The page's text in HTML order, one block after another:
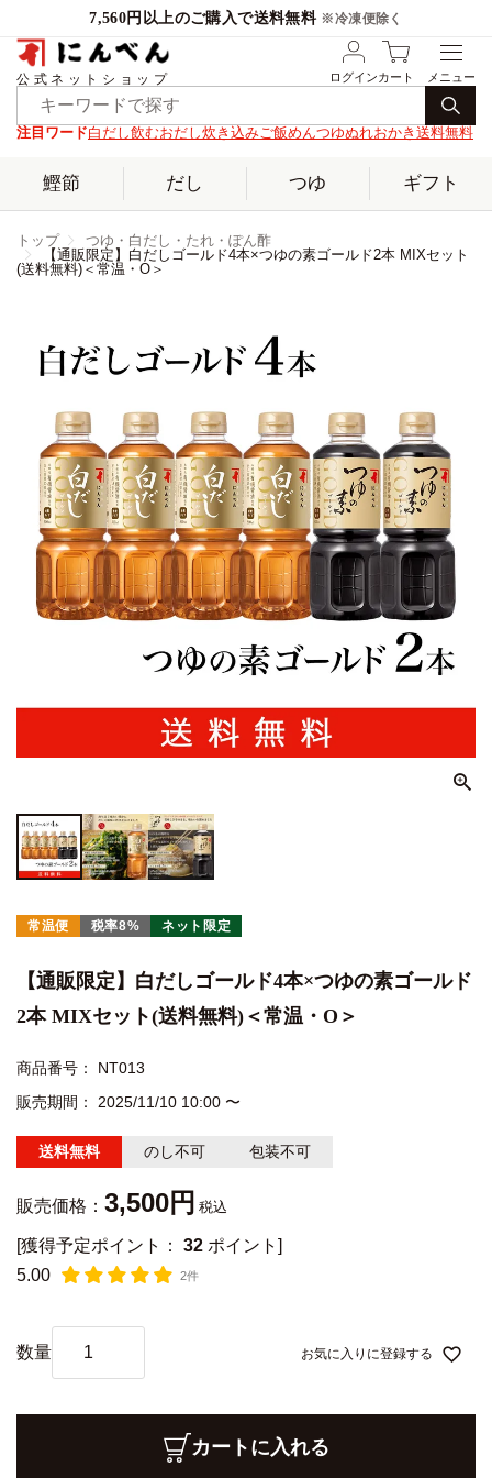
7,560円以上のご購入で送料無料 ※冷凍便除く
公式ネットショップ ログインカート
注目ワード白だし飲むおだし炊き込みご飯めんつゆぬれおかき 送料無料
鰹節 だし つゆ ギフト
トップ
つゆ・白だし・たれ・ぽん酢
【通販限定】白だしゴールド4本×つゆの素ゴールド2本 MIXセット
(送料無料)＜常温・O＞
常温便 税率8% ネット限定
【通販限定】白だしゴールド4本×つゆの素ゴールド
2本 MIXセット(送料無料)＜常温・O＞
商品番号
NT013
販売期間
2025/11/10 10:00 〜
送料無料 のし不可 包装不可
販売価格： 3,500 税込
[獲得予定ポイント： 32 ポイント]
5.00
2件
お気に入りに登録する
カートに入れる